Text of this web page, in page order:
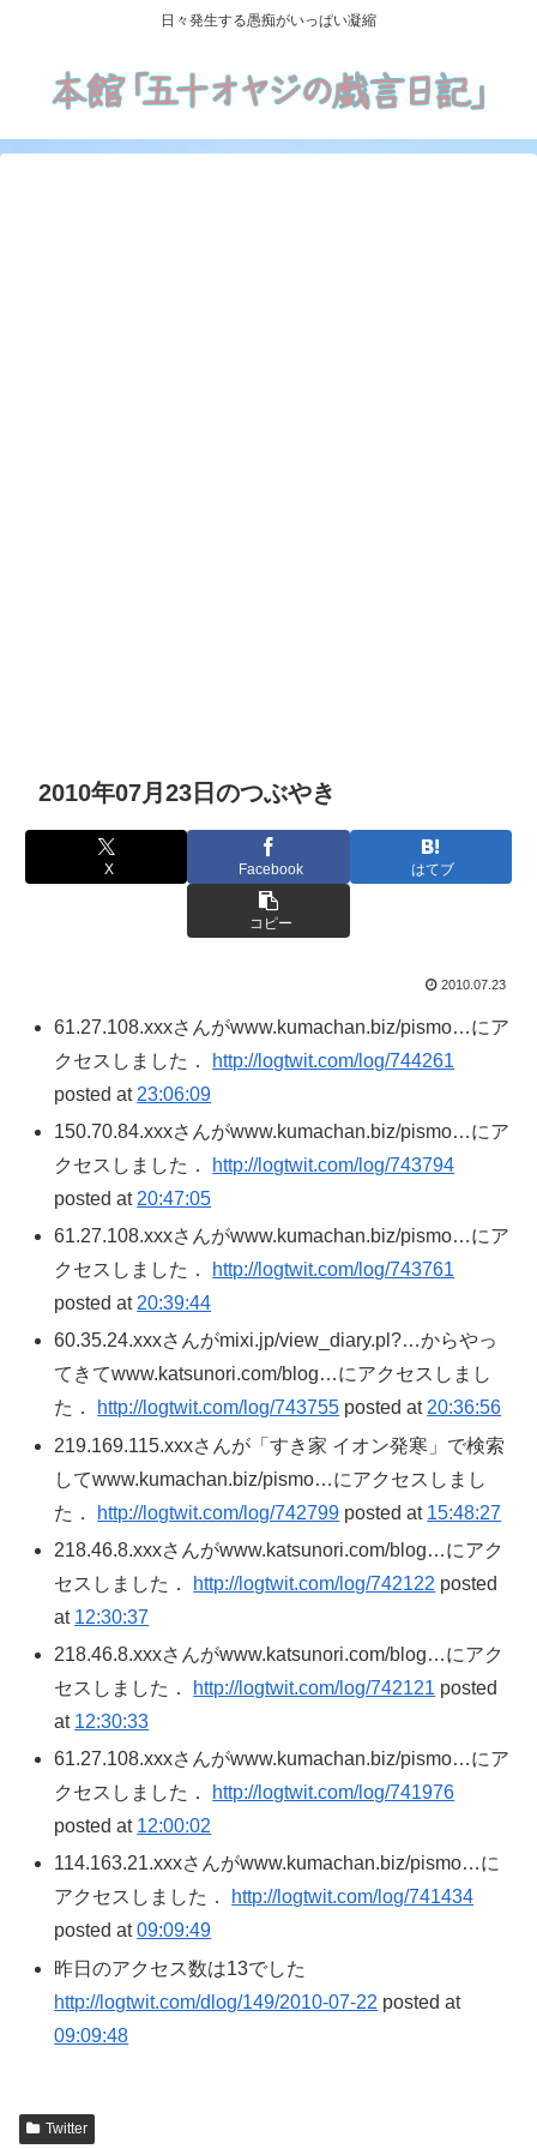
日々発生する愚痴がいっぱい凝縮
2010年07月23日のつぶやき
X Facebook はてブ
コピー
2010.07.23
61.27.108.xxxさんがwww.kumachan.biz/pismo…にア
クセスしました．
http://logtwit.com/log/744261
posted at 23:06:09
150.70.84.xxxさんがwww.kumachan.biz/pismo…にア
クセスしました．
http://logtwit.com/log/743794
posted at 20:47:05
61.27.108.xxxさんがwww.kumachan.biz/pismo…にア
クセスしました．
http://logtwit.com/log/743761
posted at 20:39:44
60.35.24.xxxさんがmixi.jp/view_diary.pl?…からやっ
てきてwww.katsunori.com/blog…にアクセスしまし
た．
http://logtwit.com/log/743755 posted at 20:36:56
219.169.115.xxxさんが「すき家 イオン発寒」で検索
してwww.kumachan.biz/pismo…にアクセスしまし
た．
http://logtwit.com/log/742799 posted at 15:48:27
218.46.8.xxxさんがwww.katsunori.com/blog…にアク
セスしました．
http://logtwit.com/log/742122 posted
at 12:30:37
218.46.8.xxxさんがwww.katsunori.com/blog…にアク
セスしました．
http://logtwit.com/log/742121 posted
at 12:30:33
61.27.108.xxxさんがwww.kumachan.biz/pismo…にア
クセスしました．
http://logtwit.com/log/741976
posted at 12:00:02
114.163.21.xxxさんがwww.kumachan.biz/pismo…に
アクセスしました．
http://logtwit.com/log/741434
posted at09:09:49
昨日のアクセス数は13でした
http://logtwit.com/dlog/149/2010-07-22 posted at
09:09:48
Twitter